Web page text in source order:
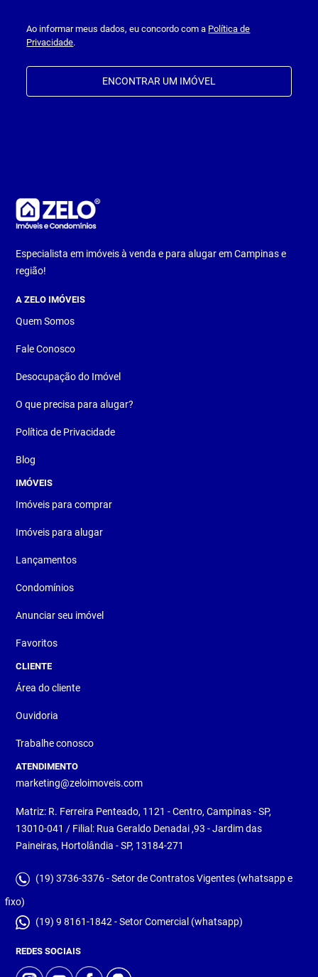
Ao informar meus dados, eu concordo com a Política de
Privacidade.
ENCONTRAR UM IMÓVEL
Especialista em imóveis à venda e para alugar em Campinas e
região!
A ZELO IMÓVEIS
Quem Somos
Fale Conosco
Desocupação do Imóvel
O que precisa para alugar?
Política de Privacidade
Blog
IMÓVEIS
Imóveis para comprar
Imóveis para alugar
Lançamentos
Condomínios
Anunciar seu imóvel
Favoritos
CLIENTE
Área do cliente
Ouvidoria
Trabalhe conosco
ATENDIMENTO
marketing@zeloimoveis.com
Matriz: R. Ferreira Penteado, 1121 - Centro, Campinas - SP,
13010-041 / Filial: Rua Geraldo Denadai ,93 - Jardim das
Paineiras, Hortolândia - SP, 13184-271
(19) 3736-3376 - Setor de Contratos Vigentes (whatsapp e
fixo)
(19) 9 8161-1842 - Setor Comercial (whatsapp)
REDES SOCIAIS